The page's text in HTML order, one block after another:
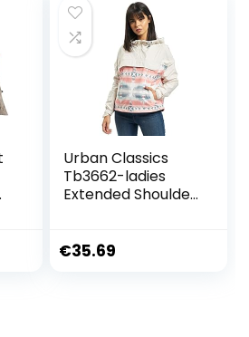
Urban Classics
Tb3662-ladies
Extended Shoulder
Windbreaker
€35.69